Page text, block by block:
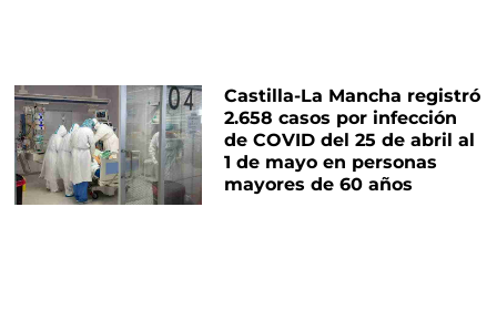
Castilla-La Mancha registró
2.658 casos por infección
de COVID del 25 de abril al
1 de mayo en personas
mayores de 60 años